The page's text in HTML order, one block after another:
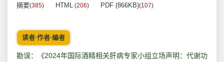
摘要(385) HTML (206) PDF (866KB)(107)
读者·作者·编者
勘误：《2024年国际酒精相关肝病专家小组立场声明：代谢功